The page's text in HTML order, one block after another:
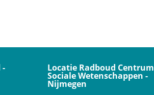
- Locatie Radboud Centrum
Sociale Wetenschappen -
Nijmegen